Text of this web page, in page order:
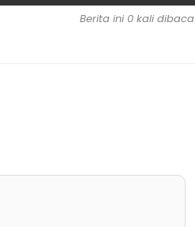
Berita ini 0 kali dibaca